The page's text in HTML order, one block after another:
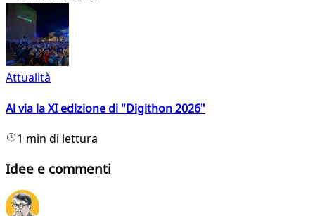
Attualità
Al via la XI edizione di "Digithon 2026"
1 min di lettura
Idee e commenti